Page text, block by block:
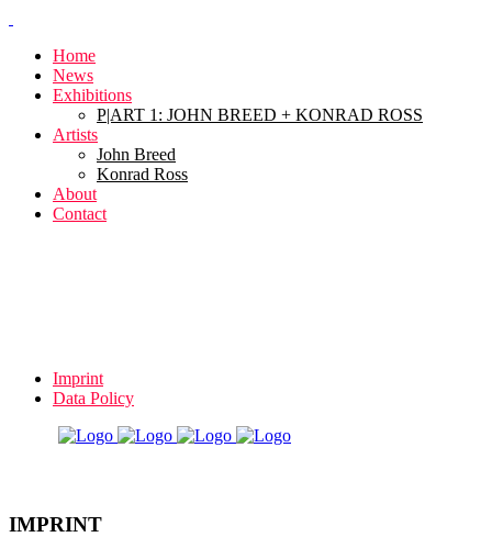
Home
News
Exhibitions
P|ART 1: JOHN BREED + KONRAD ROSS
Artists
John Breed
Konrad Ross
About
Contact
Imprint
Data Policy
IMPRINT